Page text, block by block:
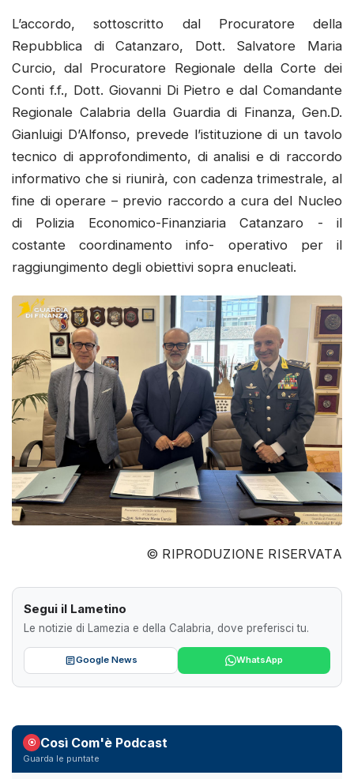
L’accordo, sottoscritto dal Procuratore della
Repubblica di Catanzaro, Dott. Salvatore Maria
Curcio, dal Procuratore Regionale della Corte dei
Conti f.f., Dott. Giovanni Di Pietro e dal Comandante
Regionale Calabria della Guardia di Finanza, Gen.D.
Gianluigi D’Alfonso, prevede l’istituzione di un tavolo
tecnico di approfondimento, di analisi e di raccordo
informativo che si riunirà, con cadenza trimestrale, al
fine di operare – previo raccordo a cura del Nucleo
di Polizia Economico-Finanziaria Catanzaro - il
costante coordinamento info- operativo per il
raggiungimento degli obiettivi sopra enucleati.
© RIPRODUZIONE RISERVATA
Segui il Lametino
Le notizie di Lamezia e della Calabria, dove preferisci tu.
Google News WhatsApp
Così Com'è Podcast
Guarda le puntate